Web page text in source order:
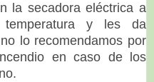
la secadora eléctrica a
y les da
lo recomendamos por
en caso de los